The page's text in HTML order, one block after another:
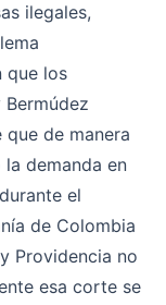
ilegales,
que los
de manera
demanda en
el
de Colombia
Providencia no
esa corte se